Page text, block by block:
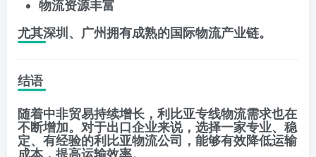
物流资源丰富
尤其深圳、广州拥有成熟的国际物流产业链。
结语
随着中非贸易持续增长，利比亚专线物流需求也在
不断增加。对于出口企业来说，选择一家专业、稳
定、有经验的利比亚物流公司，能够有效降低运输